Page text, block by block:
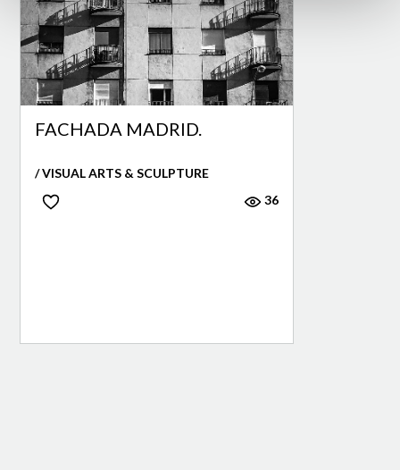
FACHADA MADRID.
/ VISUAL ARTS & SCULPTURE
36